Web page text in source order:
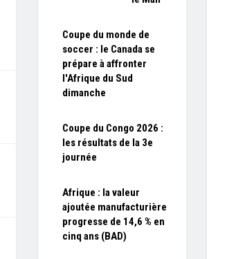
Coupe du monde de
soccer : le Canada se
prépare à affronter
l'Afrique du Sud
dimanche
Coupe du Congo 2026 :
les résultats de la 3e
journée
Afrique : la valeur
ajoutée manufacturière
progresse de 14,6 % en
cinq ans (BAD)